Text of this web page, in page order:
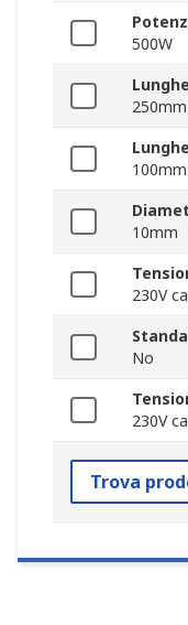
500W
250mm
100mm
10mm
230V ca
No
230V ca
Trova